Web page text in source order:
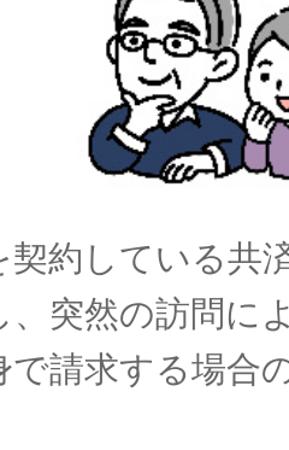
契約している共
、突然の訪問に
で請求する場合